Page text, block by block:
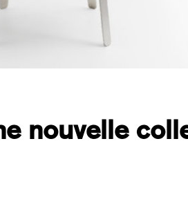
nouvelle